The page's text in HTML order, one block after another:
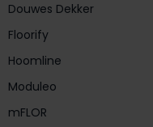
Douwes Dekker
Floorify
Hoomline
Moduleo
mFLOR